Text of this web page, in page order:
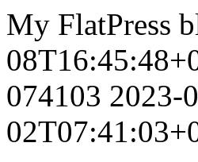
My FlatPress
074103 2023-